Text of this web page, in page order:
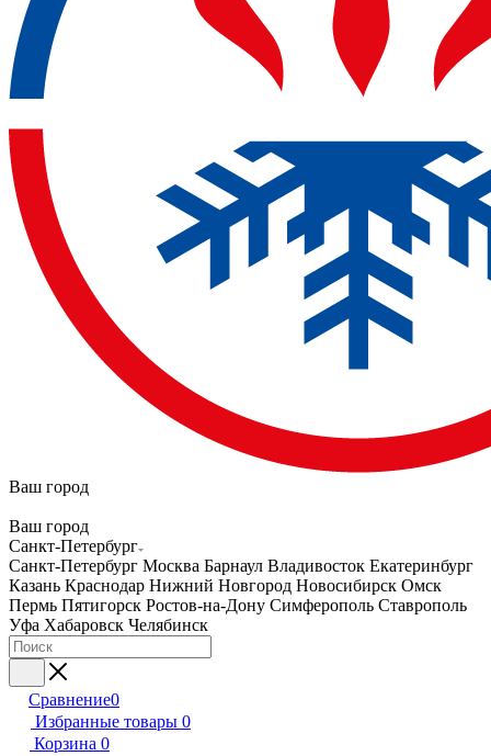
Ваш город
Ваш город
Санкт-Петербург
Санкт-Петербург Москва Барнаул Владивосток Екатеринбург
Казань Краснодар Нижний Новгород Новосибирск Омск
Пермь Пятигорск Ростов-на-Дону Симферополь Ставрополь
Уфа Хабаровск Челябинск
Сравнение0
Избранные товары 0
Корзина 0